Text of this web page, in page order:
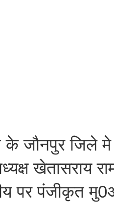
के जौनपुर जिले मे
खेतासराय
पर पंजीकृत